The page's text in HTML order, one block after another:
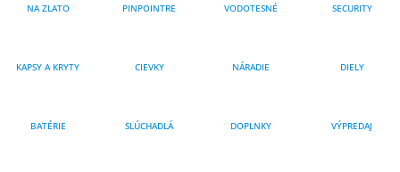
NA ZLATO PINPOINTRE VODOTESNÉ SECURITY
KAPSY A KRYTY CIEVKY NÁRADIE DIELY
BATÉRIE SLÚCHADLÁ DOPLNKY VÝPREDAJ